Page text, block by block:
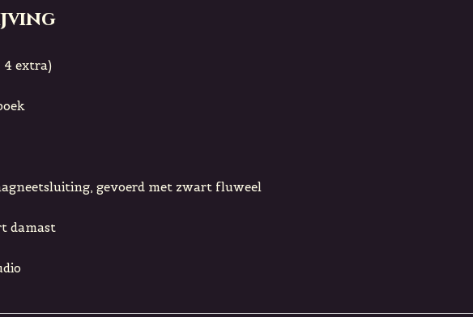
4 extra)
gevoerd met zwart fluweel
damast